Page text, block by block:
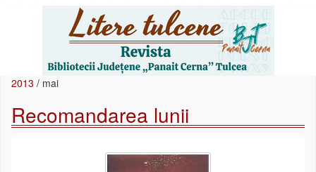
2013 / mai
Recomandarea lunii